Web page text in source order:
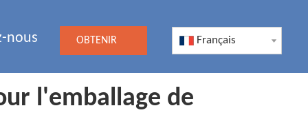
nous OBTENIR Français
l'emballage de